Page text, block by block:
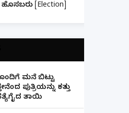
[Election]
ಮನೆ ಬಿಟ್ಟು
ಪುತ್ರಿಯನ್ನು ಕತ್ತು
ತಾಯಿ